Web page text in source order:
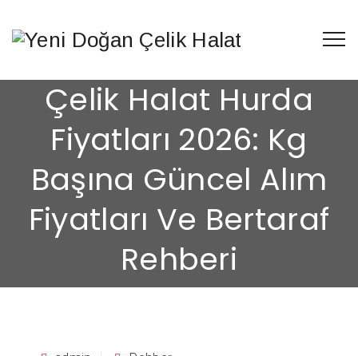
Çelik Halat Hurda
Fiyatları 2026: Kg
Başına Güncel Alım
Fiyatları Ve Bertaraf
Rehberi